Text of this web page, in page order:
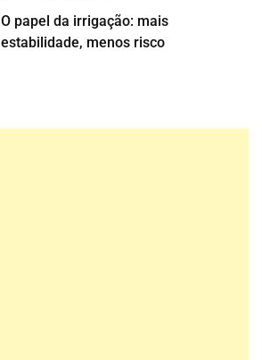
O papel da irrigação: mais
estabilidade, menos risco